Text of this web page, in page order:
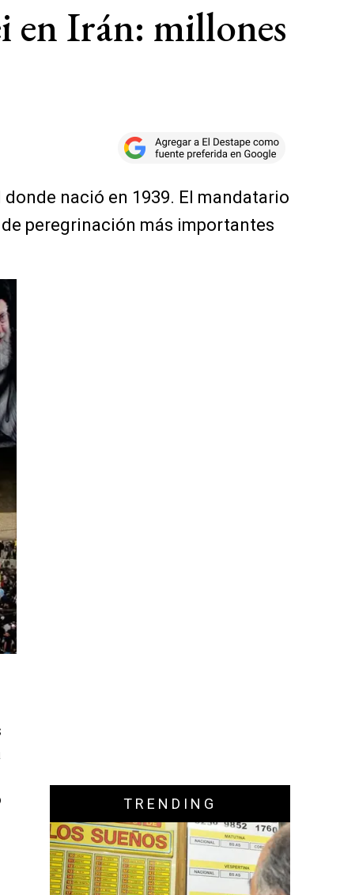
en Irán: millones
nació en 1939. El mandatario
peregrinación más importantes
TRENDING